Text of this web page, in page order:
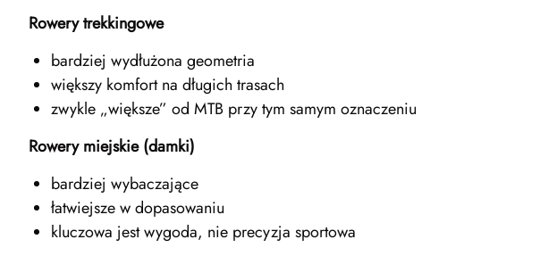
Rowery trekkingowe
bardziej wydłużona geometria
większy komfort na długich trasach
zwykle „większe” od MTB przy tym samym oznaczeniu
Rowery miejskie (damki)
bardziej wybaczające
łatwiejsze w dopasowaniu
kluczowa jest wygoda, nie precyzja sportowa